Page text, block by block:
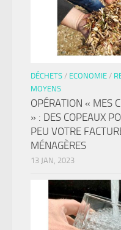
DÉCHETS / ECONOMIE /
MOYENS
OPÉRATION « MES
» : DES COPEAUX
PEU VOTRE
MÉNAGÈRES
13 JAN, 2023